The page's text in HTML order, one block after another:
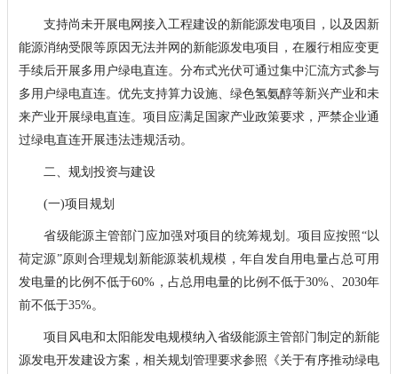
支持尚未开展电网接入工程建设的新能源发电项目，以及因新
能源消纳受限等原因无法并网的新能源发电项目，在履行相应变更
手续后开展多用户绿电直连。分布式光伏可通过集中汇流方式参与
多用户绿电直连。优先支持算力设施、绿色氢氨醇等新兴产业和未
来产业开展绿电直连。项目应满足国家产业政策要求，严禁企业通
过绿电直连开展违法违规活动。
二、规划投资与建设
(一)项目规划
省级能源主管部门应加强对项目的统筹规划。项目应按照“以
荷定源”原则合理规划新能源装机规模，年自发自用电量占总可用
发电量的比例不低于60%，占总用电量的比例不低于30%、2030年
前不低于35%。
项目风电和太阳能发电规模纳入省级能源主管部门制定的新能
源发电开发建设方案，相关规划管理要求参照《关于有序推动绿电